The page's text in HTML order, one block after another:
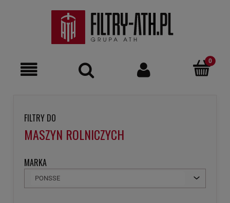
FILTRY DO
MASZYN ROLNICZYCH
MARKA
PONSSE